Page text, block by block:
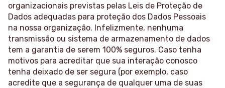
organizacionais previstas pelas Leis de Proteção de
Dados adequadas para proteção dos Dados Pessoais
na nossa organização. Infelizmente, nenhuma
transmissão ou sistema de armazenamento de dados
tem a garantia de serem 100% seguros. Caso tenha
motivos para acreditar que sua interação conosco
tenha deixado de ser segura (por exemplo, caso
acredite que a segurança de qualquer uma de suas